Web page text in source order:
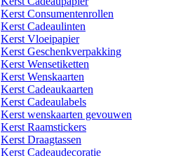
Kerst Consumentenrollen
Kerst Cadeaulinten
Kerst Vloeipapier
Kerst Geschenkverpakking
Kerst Wensetiketten
Kerst Wenskaarten
Kerst Cadeaukaarten
Kerst Cadeaulabels
Kerst wenskaarten gevouwen
Kerst Raamstickers
Kerst Draagtassen
Kerst Cadeaudecoratie